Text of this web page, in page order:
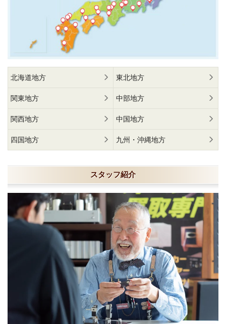
北海道地方 東北地方
関東地方 中部地方
関西地方 中国地方
四国地方 九州・沖縄地方
スタッフ紹介